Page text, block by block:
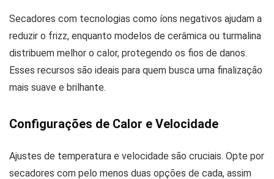
Secadores com tecnologias como íons negativos ajudam a
reduzir o frizz, enquanto modelos de cerâmica ou turmalina
distribuem melhor o calor, protegendo os fios de danos.
Esses recursos são ideais para quem busca uma finalização
mais suave e brilhante.
Configurações de Calor e Velocidade
Ajustes de temperatura e velocidade são cruciais. Opte por
secadores com pelo menos duas opções de cada, assim